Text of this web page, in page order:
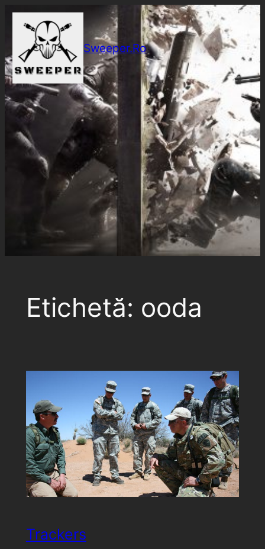
Sari
conținut
Sweeper.Ro
Etichetă: ooda
Trackers